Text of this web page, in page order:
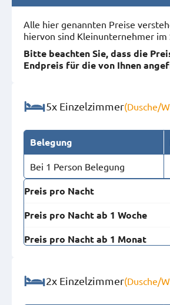
Alle hier genannten Preise
hiervon sind Kleinunternehmer im
Bitte beachten Sie, dass die
Endpreis für die von Ihnen
5x Einzelzimmer(Dusche/
Belegung
Bei 1 Person Belegung
Preis pro Nacht
Preis pro Nacht ab 1 Woche
Preis pro Nacht ab 1 Monat
2x Einzelzimmer(Dusche/